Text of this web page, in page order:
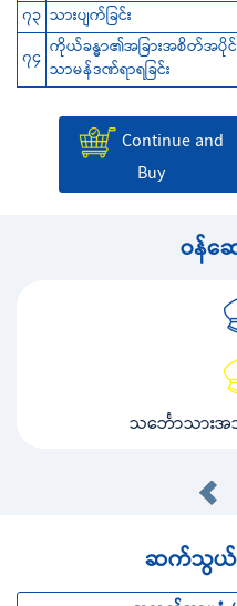
၇၃ သားပျက်ခြင်း
၇၄ ကိုယ်ခန္ဓာ၏အခြားအစိတ်အပိုင်
သာမန်ဒဏ်ရာရခြင်း
Continue and
Buy
ဝန်ဆ
သင်္ဘောသား
ဆက်သွယ်ရ